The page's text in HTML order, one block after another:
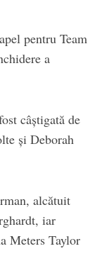
pentru Team
a
câștigată de
şi Deborah
alcătuit
iar
Meters Taylor